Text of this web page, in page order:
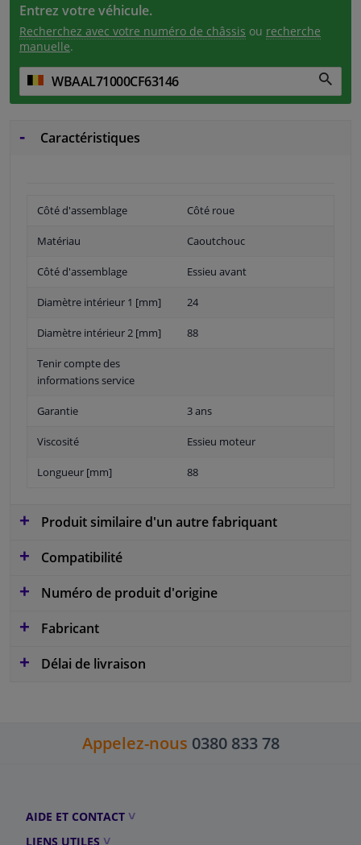
Entrez votre véhicule.
Recherchez avec votre numéro de châssis ou recherche
manuelle.
Caractéristiques
Côté d'assemblage Côté roue
Matériau Caoutchouc
Côté d'assemblage Essieu avant
Diamètre intérieur 1 [mm] 24
Diamètre intérieur 2 [mm] 88
Tenir compte des
informations service
Garantie 3 ans
Viscosité Essieu moteur
Longueur [mm] 88
Produit similaire d'un autre fabriquant
Compatibilité
Numéro de produit d'origine
Fabricant
Délai de livraison
Appelez-nous 0380 833 78
AIDE ET CONTACT
LIENS UTILES